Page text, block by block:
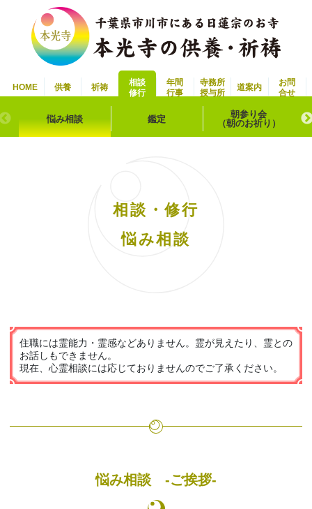
HOME 供養 祈祷
相談
修行
年間
行事
寺務所
授与所
道案内
お問
合せ
悩み相談 鑑定
朝参り会
（朝のお祈り）
相談・修行
悩み相談
住職には霊能力・霊感などありません。霊が見えたり、霊との
お話しもできません。
現在、心霊相談には応じておりませんのでご了承ください。
悩み相談 -ご挨拶-